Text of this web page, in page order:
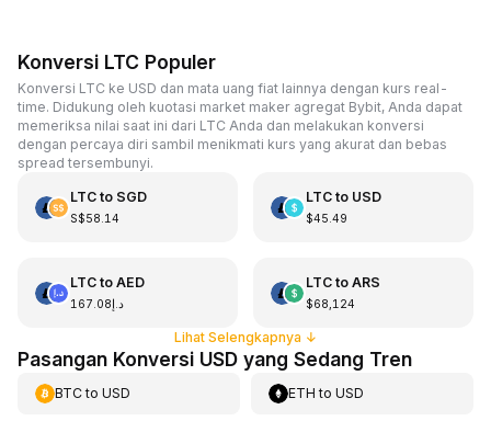
Konversi LTC Populer
Konversi LTC ke USD dan mata uang fiat lainnya dengan kurs real-
time. Didukung oleh kuotasi market maker agregat Bybit, Anda dapat
memeriksa nilai saat ini dari LTC Anda dan melakukan konversi
dengan percaya diri sambil menikmati kurs yang akurat dan bebas
spread tersembunyi.
LTCto SGD
S$58.14
LTCto USD
$45.49
LTCto AED
د.إ167.08
LTCto ARS
$68,124
Lihat Selengkapnya ↓
Pasangan Konversi USD yang Sedang Tren
BTCto USD ETH toUSD